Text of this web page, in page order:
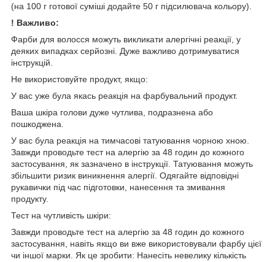
(на 100 г готової суміші додайте 50 г підсилювача кольору).
! Важливо:
Фарби для волосся можуть викликати алергічні реакції, у
деяких випадках серйозні. Дуже важливо дотримуватися
інструкцій.
Не використовуйте продукт, якщо:
У вас уже була якась реакція на фарбувальний продукт.
Ваша шкіра голови дуже чутлива, подразнена або
пошкоджена.
У вас була реакція на тимчасові татуювання чорною хною.
Завжди проводьте тест на алергію за 48 годин до кожного
застосування, як зазначено в інструкції. Татуювання можуть
збільшити ризик виникнення алергії. Одягайте відповідні
рукавички під час підготовки, нанесення та змивання
продукту.
Тест на чутливість шкіри:
Завжди проводьте тест на алергію за 48 годин до кожного
застосування, навіть якщо ви вже використовували фарбу цієї
чи іншої марки. Як це зробити: Нанесіть невелику кількість